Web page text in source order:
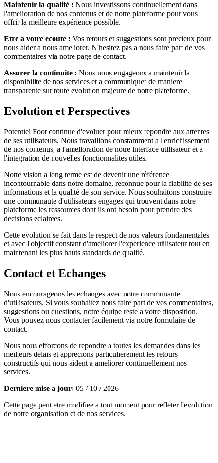
Maintenir la qualité : Nous investissons continuellement dans
l'amelioration de nos contenus et de notre plateforme pour vous
offrir la meilleure expérience possible.
Etre a votre ecoute : Vos retours et suggestions sont precieux pour
nous aider a nous ameliorer. N'hesitez pas a nous faire part de vos
commentaires via notre page de contact.
Assurer la continuite : Nous nous engageons a maintenir la
disponibilite de nos services et a communiquer de maniere
transparente sur toute evolution majeure de notre plateforme.
Evolution et Perspectives
Potentiel Foot continue d'evoluer pour mieux repondre aux attentes
de ses utilisateurs. Nous travaillons constamment a l'enrichissement
de nos contenus, a l'amelioration de notre interface utilisateur et a
l'integration de nouvelles fonctionnalites utiles.
Notre vision a long terme est de devenir une référence
incontournable dans notre domaine, reconnue pour la fiabilite de ses
informations et la qualité de son service. Nous souhaitons construire
une communaute d'utilisateurs engages qui trouvent dans notre
plateforme les ressources dont ils ont besoin pour prendre des
decisions eclairees.
Cette evolution se fait dans le respect de nos valeurs fondamentales
et avec l'objectif constant d'ameliorer l'expérience utilisateur tout en
maintenant les plus hauts standards de qualité.
Contact et Echanges
Nous encourageons les echanges avec notre communaute
d'utilisateurs. Si vous souhaitez nous faire part de vos commentaires,
suggestions ou questions, notre équipe reste a votre disposition.
Vous pouvez nous contacter facilement via notre formulaire de
contact.
Nous nous efforcons de repondre a toutes les demandes dans les
meilleurs delais et apprecions particulierement les retours
constructifs qui nous aident a ameliorer continuellement nos
services.
Derniere mise a jour: 05 / 10 / 2026
Cette page peut etre modifiee a tout moment pour refleter l'evolution
de notre organisation et de nos services.